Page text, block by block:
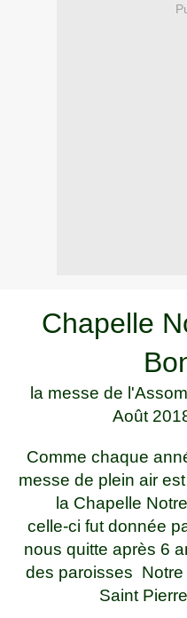
Chapelle
la messe de
Août
Comme chaque
messe de plein air
la Chapelle
celle-ci fut donnée
nous quitte après 6
des paroisses Notre
Saint